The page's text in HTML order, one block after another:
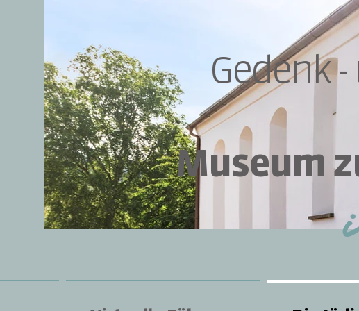
Gedenk
Museum